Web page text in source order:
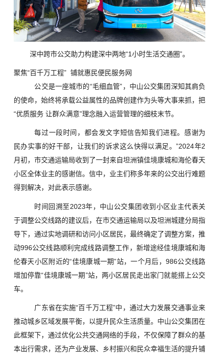
深中跨市公交助力构建深中两地“1小时生活交通圈”。
聚焦“百千万工程” 铺就惠民便民服务网
公交是一座城市的“毛细血管”，中山公交集团深知其肩负
的使命，始终将承载公益属性的品牌创建作为头等大事来抓，把
“优质服务 让群众满意”理念融入运营管理的细枝末节。
每过一段时间，都会发文字短信告知我们进程。感谢为
民办实事的好干部，让我们的诉求这么快得以满足。”2024年2
月初，市交通运输局收到了一封来自坦洲镇佳境康城和海伦春天
小区全体业主的感谢信。信中，业主们称多年来的公交出行难题
得到解决，对此表示感谢。
时间回溯至2023年，中山公交集团收到小区业主代表关
于调整公交线路的建议后，在市交通运输局以及坦洲城建分局指
导下，通过实地调研和访问小区居民，最终确定了调整方案，推
动996公交线路顺利完成线路调整工作，新增途经佳境康城和海
伦春天小区附近的“佳境康城一期”站，一个月后，986公交线路
增加停靠“佳境康城一期”站，两小区居民走出家门就能搭上公交
车。
广东省在实施“百千万工程”中，通过大力发展交通事业来
推动城乡区域发展平衡，以提升民众生活质量。中山公交集团在
此框架下，通过优化公共交通网络的手段，不仅保障了群众的基
本出行需求，还为产业发展、乡村振兴和民众幸福生活的提升铺